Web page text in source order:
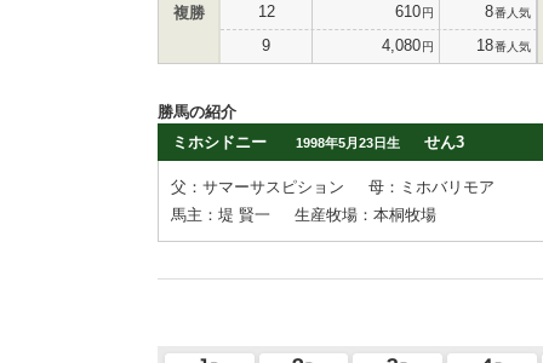
複勝 12 610円 8番人気
9 4,080円 18番人気
勝馬の紹介
ミホシドニー
1998年5月23日生 せん3
父：サマーサスピション
母：ミホバリモア
馬主：堤 賢一
生産牧場：本桐牧場